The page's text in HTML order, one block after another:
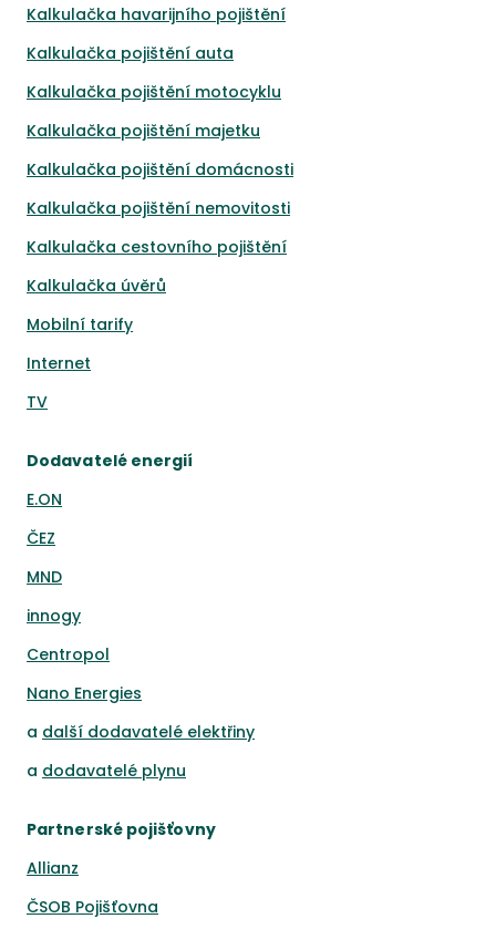
Kalkulačka havarijního pojištění
Kalkulačka pojištění auta
Kalkulačka pojištění motocyklu
Kalkulačka pojištění majetku
Kalkulačka pojištění domácnosti
Kalkulačka pojištění nemovitosti
Kalkulačka cestovního pojištění
Kalkulačka úvěrů
Mobilní tarify
Internet
TV
Dodavatelé energií
E.ON
ČEZ
MND
innogy
Centropol
Nano Energies
a další dodavatelé elektřiny
a dodavatelé plynu
Partnerské pojišťovny
Allianz
ČSOB Pojišťovna